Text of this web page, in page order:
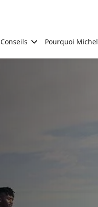
Conseils Pourquoi